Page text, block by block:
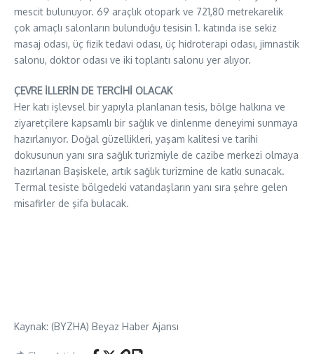
mescit bulunuyor. 69 araçlık otopark ve 721,80 metrekarelik
çok amaçlı salonların bulunduğu tesisin 1. katında ise sekiz
masaj odası, üç fizik tedavi odası, üç hidroterapi odası, jimnastik
salonu, doktor odası ve iki toplantı salonu yer alıyor.
ÇEVRE İLLERİN DE TERCİHİ OLACAK
Her katı işlevsel bir yapıyla planlanan tesis, bölge halkına ve
ziyaretçilere kapsamlı bir sağlık ve dinlenme deneyimi sunmaya
hazırlanıyor. Doğal güzellikleri, yaşam kalitesi ve tarihi
dokusunun yanı sıra sağlık turizmiyle de cazibe merkezi olmaya
hazırlanan Başiskele, artık sağlık turizmine de katkı sunacak.
Termal tesiste bölgedeki vatandaşların yanı sıra şehre gelen
misafirler de şifa bulacak.
Kaynak: (BYZHA) Beyaz Haber Ajansı